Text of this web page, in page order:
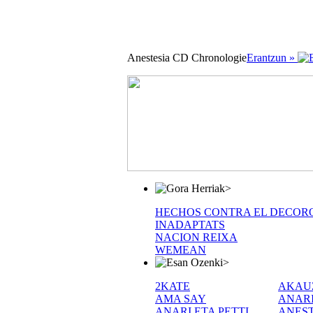
Anestesia CD ChronologieErantzun »
>
HECHOS CONTRA EL
INADAPTATS
NACION REIXA
WEMEAN
>
2KATE
AMA SAY